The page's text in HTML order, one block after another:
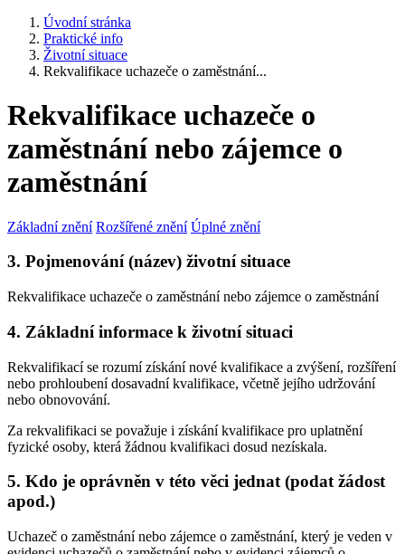
Úvodní stránka
Praktické info
Životní situace
Rekvalifikace uchazeče o zaměstnání...
Rekvalifikace uchazeče o
zaměstnání nebo zájemce o
zaměstnání
Základní znění Rozšířené znění Úplné znění
3. Pojmenování (název) životní situace
Rekvalifikace uchazeče o zaměstnání nebo zájemce o zaměstnání
4. Základní informace k životní situaci
Rekvalifikací se rozumí získání nové kvalifikace a zvýšení, rozšíření
nebo prohloubení dosavadní kvalifikace, včetně jejího udržování
nebo obnovování.
Za rekvalifikaci se považuje i získání kvalifikace pro uplatnění
fyzické osoby, která žádnou kvalifikaci dosud nezískala.
5. Kdo je oprávněn v této věci jednat (podat žádost
apod.)
Uchazeč o zaměstnání nebo zájemce o zaměstnání, který je veden v